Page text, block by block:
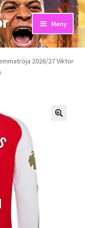
Meny
2026/27 Viktor